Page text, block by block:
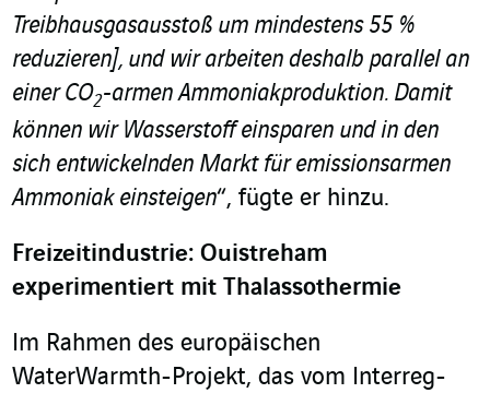
Treibhausgasausstoß um mindestens 55 %
reduzieren], und wir arbeiten deshalb parallel an
einer CO2-armen Ammoniakproduktion. Damit
können wir Wasserstoff einsparen und in den
sich entwickelnden Markt für emissionsarmen
Ammoniak einsteigen“, fügte er hinzu.
Freizeitindustrie: Ouistreham
experimentiert mit Thalassothermie
Im Rahmen des europäischen
WaterWarmth-Projekt, das vom Interreg-